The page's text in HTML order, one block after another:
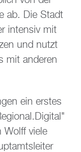
ab. Die Stadt
intensiv mit
und nutzt
mit anderen
ein erstes
Wolff viele